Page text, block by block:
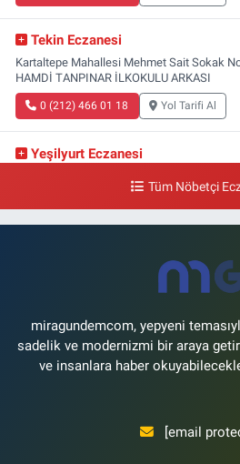
Tekin Eczanesi
Kartaltepe Mahallesi Mehmet Sait Sokak
HAMDİ TANPINAR İLKOKULU ARKASI
0 (212) 466 01 18 Yol Tarifi Al
Yeşilyurt Eczanesi
Şenlikköy Mahallesi Eski Halkalı Caddesi
0 (212) 574 24 20
Tüm Nöbetçi
miragundemcom, yepyeni
sadelik ve modernizmi bir araya
ve insanlara haber
[email